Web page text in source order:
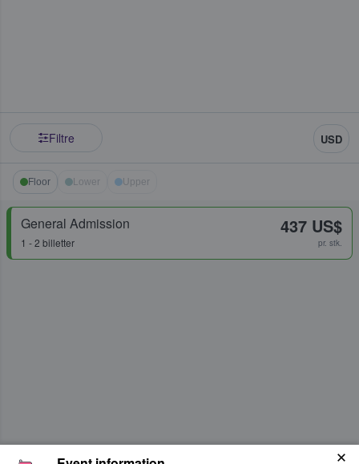
Filtre USD
Floor Lower Upper
General Admission
1 - 2 billetter
437 US$
pr. stk.